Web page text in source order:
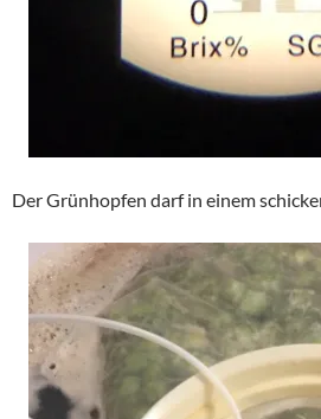
Der Grünhopfen darf in einem